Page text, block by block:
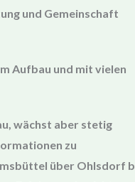
und Gemeinschaft
Aufbau und mit vielen
wächst aber stetig
zu
über Ohlsdorf